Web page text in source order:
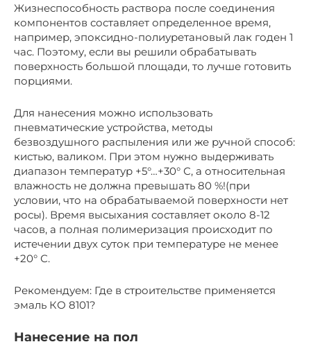
Жизнеспособность раствора после соединения
компонентов составляет определенное время,
например, эпоксидно-полиуретановый лак годен 1
час. Поэтому, если вы решили обрабатывать
поверхность большой площади, то лучше готовить
порциями.
Для нанесения можно использовать
пневматические устройства, методы
безвоздушного распыления или же ручной способ:
кистью, валиком. При этом нужно выдерживать
диапазон температур +5°…+30° С, а относительная
влажность не должна превышать 80 %!(при
условии, что на обрабатываемой поверхности нет
росы). Время высыхания составляет около 8-12
часов, а полная полимеризация происходит по
истечении двух суток при температуре не менее
+20° С.
Рекомендуем: Где в строительстве применяется
эмаль КО 8101?
Нанесение на пол